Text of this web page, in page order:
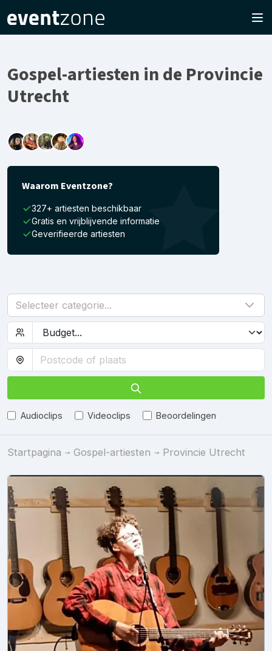
Gospel-artiesten in de Provincie
Utrecht
Waarom Eventzone?
327+ artiesten beschikbaar
Gratis en vrijblijvende informatie
Geverifieerde artiesten
Selecteer categorie...
Audioclips Videoclips Beoordelingen
Startpagina Gospel-artiesten Provincie Utrecht